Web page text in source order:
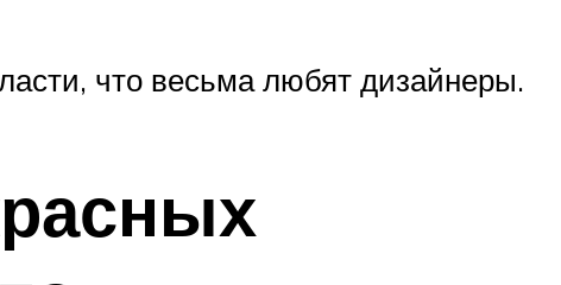
что весьма любят дизайнеры.